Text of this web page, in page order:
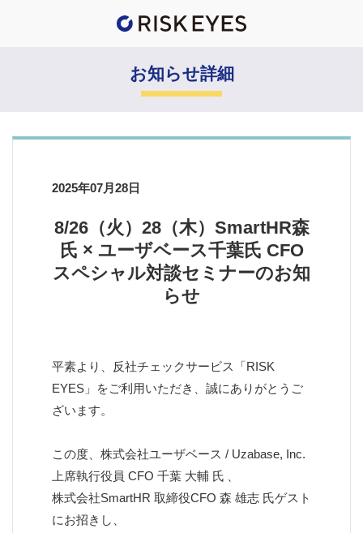
お知らせ詳細
2025年07月28日
8/26（火）28（木）SmartHR森
氏 × ユーザベース千葉氏 CFO
スペシャル対談セミナーのお知
らせ
平素より、反社チェックサービス「RISK
EYES」をご利用いただき、誠にありがとうご
ざいます。
この度、株式会社ユーザベース / Uzabase, Inc.
上席執行役員 CFO 千葉 大輔 氏 、
株式会社SmartHR 取締役CFO 森 雄志 氏ゲスト
にお招きし、